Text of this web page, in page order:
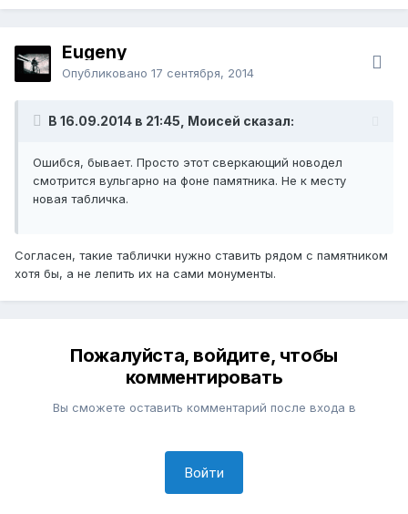
Eugeny
Опубликовано 17 сентября, 2014
В 16.09.2014 в 21:45, Моисей сказал:
Ошибся, бывает. Просто этот сверкающий новодел
смотрится вульгарно на фоне памятника. Не к месту
новая табличка.
Согласен, такие таблички нужно ставить рядом с памятником
хотя бы, а не лепить их на сами монументы.
Пожалуйста, войдите, чтобы
комментировать
Вы сможете оставить комментарий после входа в
Войти